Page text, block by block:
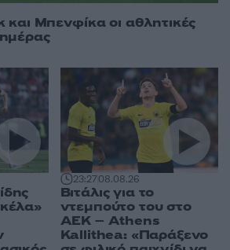
και Μπενφίκα οι αθλητικές
23:2708.08.26
Βιτάλις για το
ντεμπούτο του στο
ΑΕΚ – Athens
Kallithea: «Παράξενο